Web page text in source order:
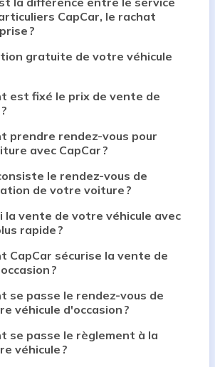
CapCar, le rachat
?
gratuite de votre véhicule
est fixé le prix de vente de
prendre rendez-vous pour
avec CapCar ?
le rendez-vous de
de votre voiture ?
la vente de votre véhicule avec
rapide ?
CapCar sécurise la vente de
?
se passe le rendez-vous de
véhicule d'occasion ?
se passe le règlement à la
véhicule ?